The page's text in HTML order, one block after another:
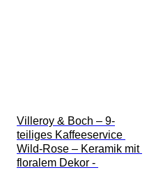
Villeroy & Boch – 9-
teiliges Kaffeeservice
Wild-Rose – Keramik mit
floralem Dekor -